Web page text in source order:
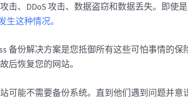
击、DDoS 攻击、数据盗窃和数据丢失。即使
生这种情况。
备份解决方案是您抵御所有这些可怕事情的保
后恢复您的网站。
可能不需要备份系统。直到他们遇到问题并意